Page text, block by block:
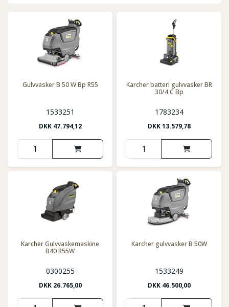
Gulvvasker B 50 W Bp R55
1533251
DKK 47.794,12
Karcher batteri gulvvasker BR
30/4 C Bp
1783234
DKK13.579,78
Karcher Gulvvaskemaskine
B40 R55W
0300255
DKK 26.765,00
Karcher gulvvasker B 50W
1533249
DKK 46.500,00